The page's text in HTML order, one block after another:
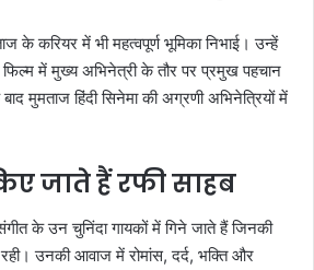
के करियर में भी महत्वपूर्ण भूमिका निभाई। उन्हें
फिल्म में मुख्य अभिनेत्री के तौर पर प्रमुख पहचान
मुमताज हिंदी सिनेमा की अग्रणी अभिनेत्रियों में
जाते हैं रफी साहब
के उन चुनिंदा गायकों में गिने जाते हैं जिनकी
रही। उनकी आवाज में रोमांस, दर्द, भक्ति और